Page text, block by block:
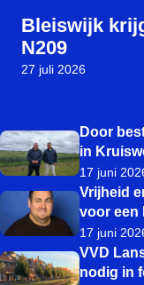
Bleiswijk
N209
27 juli 2026
Door
in
17 juni
Vrijheid
voor een
17 juni
VVD
nodig in